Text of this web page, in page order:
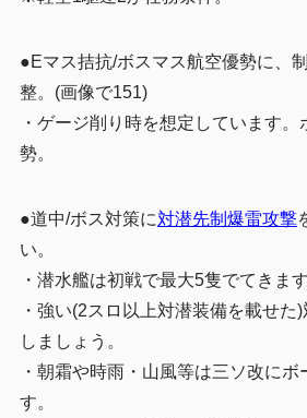
●Eマス拮抗/ボスマス航空優勢に、
整。(画像で151)
・ゲージ削り時を想定しています
勢。
●道中/ボス対策に対潜先制爆雷攻撃
い。
・潜水艦は初戦で最大5隻でてきます
・強い(2スロ以上対潜装備を載せた
しましょう。
・朝霜や時雨・山風等は三ソ改にボ
す。